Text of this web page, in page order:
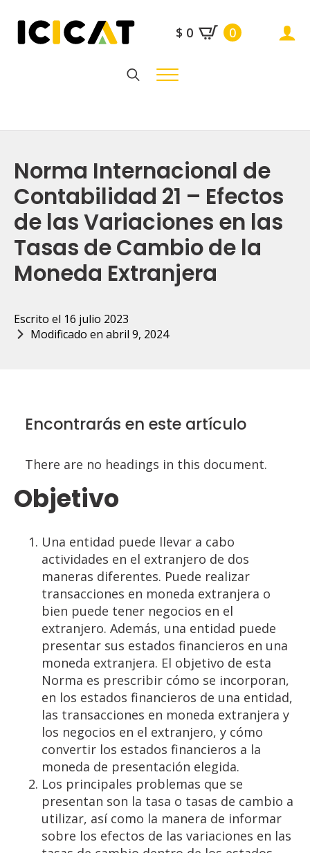
$ 0 0
Norma Internacional de
Contabilidad 21 – Efectos
de las Variaciones en las
Tasas de Cambio de la
Moneda Extranjera
Escrito el 16 julio 2023
Modificado en abril 9, 2024
Encontrarás en este artículo
There are no headings in this document.
Objetivo
Una entidad puede llevar a cabo
actividades en el extranjero de dos
maneras diferentes. Puede realizar
transacciones en moneda extranjera o
bien puede tener negocios en el
extranjero. Además, una entidad puede
presentar sus estados financieros en una
moneda extranjera. El objetivo de esta
Norma es prescribir cómo se incorporan,
en los estados financieros de una entidad,
las transacciones en moneda extranjera y
los negocios en el extranjero, y cómo
convertir los estados financieros a la
moneda de presentación elegida.
Los principales problemas que se
presentan son la tasa o tasas de cambio a
utilizar, así como la manera de informar
sobre los efectos de las variaciones en las